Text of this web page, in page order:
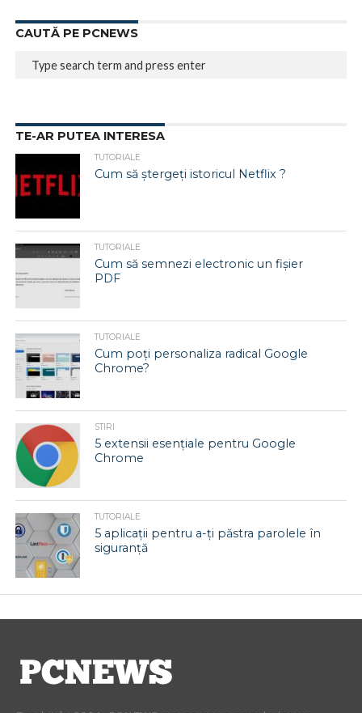
CAUTĂ PE PCNEWS
TE-AR PUTEA INTERESA
TUTORIALE
Cum să ștergeți istoricul Netflix ?
TUTORIALE
Cum să semnezi electronic un fișier
PDF
TUTORIALE
Cum poți personaliza radical Google
Chrome?
STIRI
5 extensii esențiale pentru Google
Chrome
TUTORIALE
5 aplicații pentru a-ți păstra parolele în
siguranță